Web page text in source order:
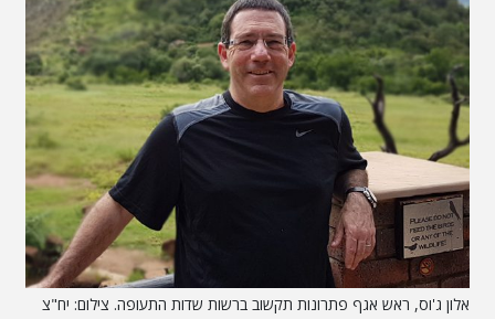
אלון ג'וס, ראש אגף פתרונות תקשוב ברשות שדות התעופה. צילום: יח"צ